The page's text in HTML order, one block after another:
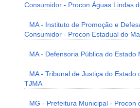
Consumidor - Procon Águas Lindas
MA - Instituto de Promoção e
Consumidor - Procon Estadual do
MA - Defensoria Pública do Estado
MA - Tribunal de Justiça do Estado
TJMA
MG - Prefeitura Municipal - Procon